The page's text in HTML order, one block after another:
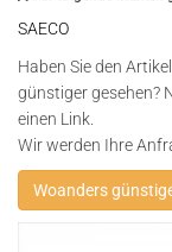
SAECO
Haben Sie den Artikel
günstiger gesehen?
einen Link.
Wir werden Ihre
Woanders